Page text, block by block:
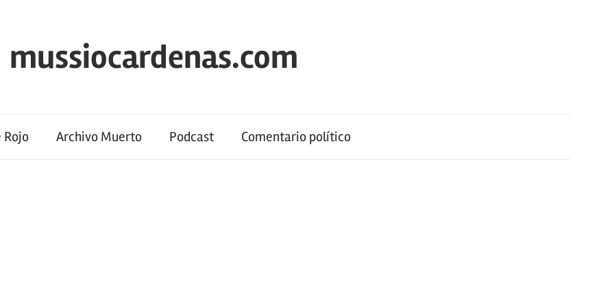
mussiocardenas.com
Archivo Muerto Podcast Comentario político